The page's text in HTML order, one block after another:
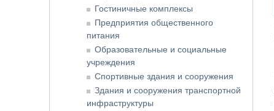
Гостиничные комплексы
Предприятия общественного
питания
Образовательные и социальные
учреждения
Спортивные здания и сооружения
Здания и сооружения транспортной
инфраструктуры